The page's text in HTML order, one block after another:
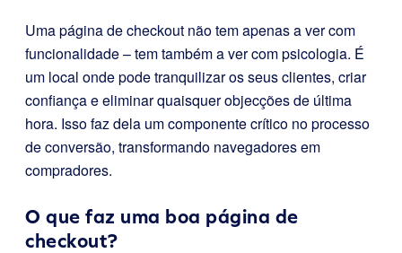
Uma página de checkout não tem apenas a ver com
funcionalidade – tem também a ver com psicologia. É
um local onde pode tranquilizar os seus clientes, criar
confiança e eliminar quaisquer objecções de última
hora. Isso faz dela um componente crítico no processo
de conversão, transformando navegadores em
compradores.
O que faz uma boa página de
checkout?